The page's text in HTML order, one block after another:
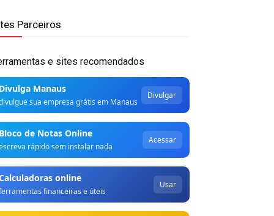
Parceiros
e sites recomendados
Manaus
sua empresa grátis em Manaus
Divulgar
de Notas Online
rápido sem instalar nada
Acessar
online
financeiras e úteis
Usar